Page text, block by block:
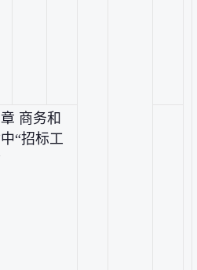
商务和
“招标工